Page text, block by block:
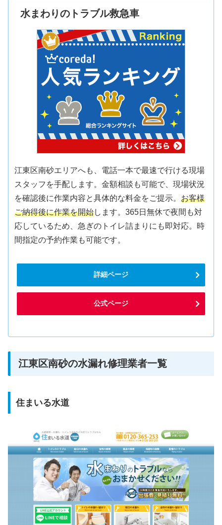
水まわりのトラブル救急車
江東区南砂エリアへも、電話一本で最速で行ける現場
スタッフを手配します。金額相談も可能で、現場状況
を確認後に作業内容と具体的な料金をご提示。お客様
ご納得後に作業を開始します。365日無休で夜間も対
応しているため、急ぎのトイレ詰まりにも即対応。時
間指定の予約作業も可能です。
詳細ページ
公式ページ
江東区南砂の水漏れ修理業者一覧
住まいる水道